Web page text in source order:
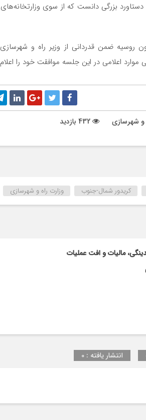
بزرگی دانست که از سوی
روسیه ضمن قدردانی از وزیر راه و
موارد اعلامی در این جلسه موافقت خود را
و شهرسازی
کریدور شمال-جنوب وزارت راه و شهرسازی
مالیات و افت عملیات
انتشار یافته : 0